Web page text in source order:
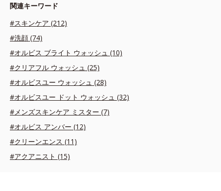
関連キーワード
#スキンケア (212)
#洗顔 (74)
#オルビス ブライト ウォッシュ (10)
#クリアフル ウォッシュ (25)
#オルビスユー ウォッシュ (28)
#オルビスユー ドット ウォッシュ (32)
#メンズスキンケア ミスター (7)
#オルビス アンバー (12)
#クリーンエンス (11)
#アクアニスト (15)